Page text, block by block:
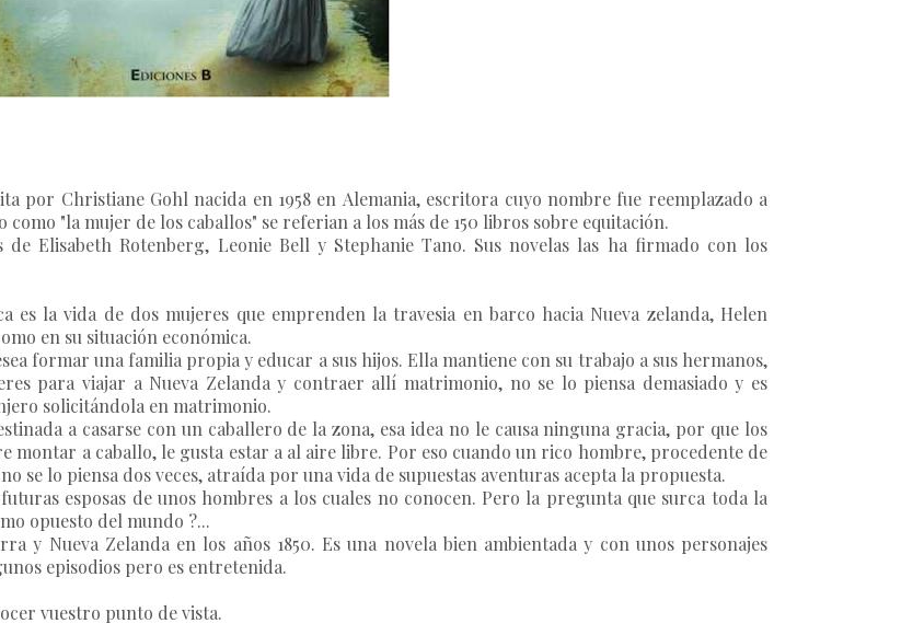
por Christiane Gohl nacida en 1958 en Alemania, escritora cuyo nombre fue reemplazado a
"la mujer de los caballos" se referian a los más de 150 libros sobre equitación.
Elisabeth Rotenberg, Leonie Bell y Stephanie Tano. Sus novelas las ha firmado con los
es la vida de dos mujeres que emprenden la travesia en barco hacia Nueva zelanda, Helen
en su situación económica.
formar una familia propia y educar a sus hijos. Ella mantiene con su trabajo a sus hermanos,
para viajar a Nueva Zelanda y contraer allí matrimonio, no se lo piensa demasiado y es
solicitándola en matrimonio.
a casarse con un caballero de la zona, esa idea no le causa ninguna gracia, por que los
a caballo, le gusta estar a al aire libre. Por eso cuando un rico hombre, procedente de
se lo piensa dos veces, atraída por una vida de supuestas aventuras acepta la propuesta.
esposas de unos hombres a los cuales no conocen. Pero la pregunta que surca toda la
opuesto del mundo ?...
y Nueva Zelanda en los años 1850. Es una novela bien ambientada y con unos personajes
episodios pero es entretenida.
vuestro punto de vista.